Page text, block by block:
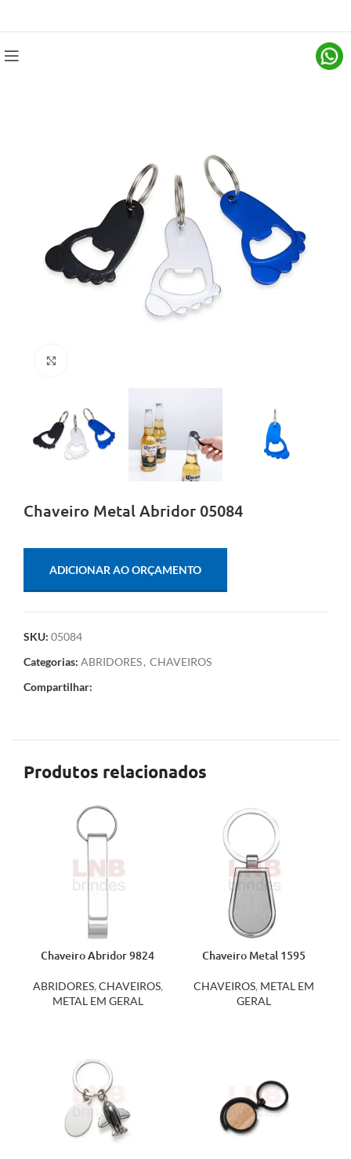
Chaveiro Metal Abridor 05084
ADICIONAR AO ORÇAMENTO
SKU: 05084
Categorias: ABRIDORES, CHAVEIROS
Compartilhar:
Produtos relacionados
Chaveiro Abridor 9824
ABRIDORES, CHAVEIROS,
METAL EM GERAL
Chaveiro Metal 1595
CHAVEIROS, METAL EM
GERAL